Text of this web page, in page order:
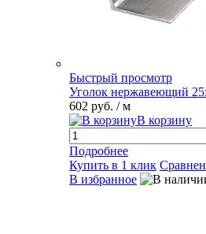
Быстрый просмотр
Уголок нержавеющий
602 руб. / м
В корзину
Подробнее
Купить в 1 клик
В избранное